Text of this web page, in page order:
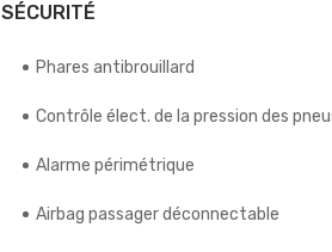
SÉCURITÉ
Phares antibrouillard
Contrôle élect. de la pression des
Alarme périmétrique
Airbag passager déconnectable